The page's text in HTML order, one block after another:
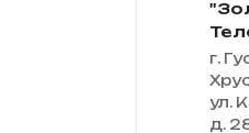
г.
ул.
д.